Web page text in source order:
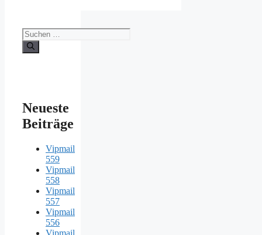
Suche
nach:
Neueste
Beiträge
Vipmail
559
Vipmail
558
Vipmail
557
Vipmail
556
Vipmail